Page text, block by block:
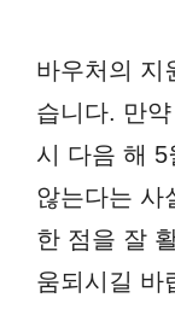
바우처의 지
습니다. 만
시 다음 해 5
않는다는 사
한 점을 잘
움되시길 바